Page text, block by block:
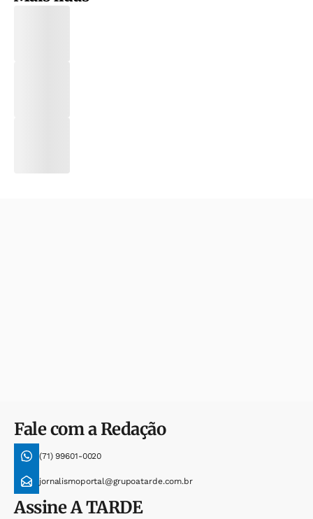
Fale com a Redação
(71) 99601-0020
jornalismoportal@grupoatarde.com.br
AssineA TARDE